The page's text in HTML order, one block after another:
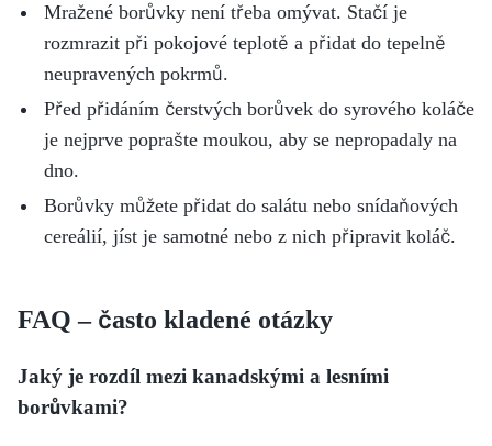
Mražené borůvky není třeba omývat. Stačí je
rozmrazit při pokojové teplotě a přidat do tepelně
neupravených pokrmů.
Před přidáním čerstvých borůvek do syrového koláče
je nejprve poprašte moukou, aby se nepropadaly na
dno.
Borůvky můžete přidat do salátu nebo snídaňových
cereálií, jíst je samotné nebo z nich připravit koláč.
FAQ – často kladené otázky
Jaký je rozdíl mezi kanadskými a lesními
borůvkami?